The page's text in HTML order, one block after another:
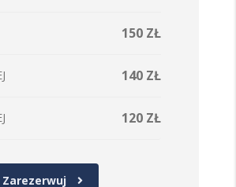
150 ZŁ
140 ZŁ
120 ZŁ
Zarezerwuj